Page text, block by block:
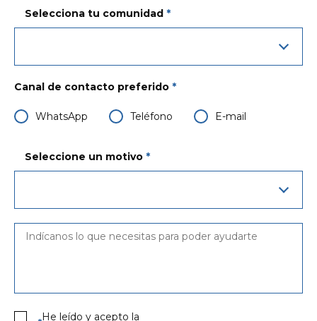
Selecciona tu comunidad *
Canal de contacto preferido *
WhatsApp Teléfono E-mail
Seleccione un motivo *
He leído y acepto la